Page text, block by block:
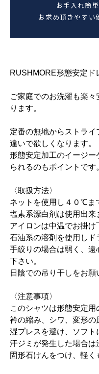
お手入れ簡
お求め頂きやすい
RUSHMORE形態安定ド
ご家庭でのお洗濯も楽
ります。
定番の無地からストラ
違いで欲しくなります。
形態安定加工のイージ
られるのもポイントです
〈取扱方法〉
ネットを使用し４０℃ま
塩素系漂白剤は使用出来
アイロンは中温でお掛け
石油系の溶剤を使用しド
手絞りの場合は弱く、遠
下さい。
日陰での吊り干しをお願
〈注意事項〉
このシャツは形態安定用
衿の縮み、シワ、変形
湿プレスを避け、ソフト
汗ジミが発生した場合は
固形石けんをつけ、軽く